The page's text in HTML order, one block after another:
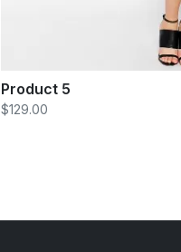
Product 5
$129.00